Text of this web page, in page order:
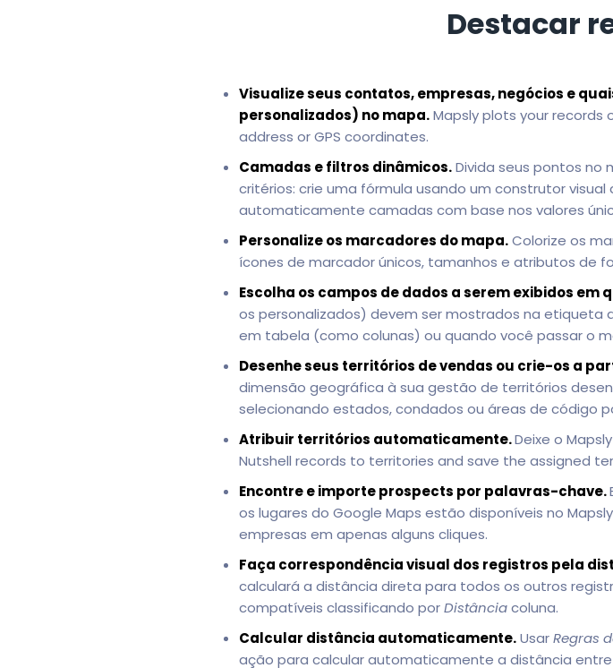
Destacar
Visualize seus contatos, empresas, negócios e
personalizados) no mapa.Mapsly plots your records
address or GPS coordinates.
Camadas e filtros dinâmicos.Divida seus pontos no
critérios: crie uma fórmula usando um construtor visual
automaticamente camadas com base nos valores
Personalize os marcadores do mapa.Colorize os
ícones de marcador únicos, tamanhos e atributos de
Escolha os campos de dados a serem exibidos em
os personalizados) devem ser mostrados na etiqueta
em tabela (como colunas) ou quando você passar o
Desenhe seus territórios de vendas ou crie-os a
dimensão geográfica à sua gestão de territórios
selecionando estados, condados ou áreas de código
Atribuir territórios automaticamente.Deixe o
Nutshell records to territories and save the assigned
Encontre e importe prospects por palavras-chave.
os lugares do Google Maps estão disponíveis no
empresas em apenas alguns cliques.
Faça correspondência visual dos registros pela
calculará a distância direta para todos os outros
compatíveis classificando porDistânciacoluna.
Calcular distância automaticamente.UsarRegras
ação para calcular automaticamente a distância entre